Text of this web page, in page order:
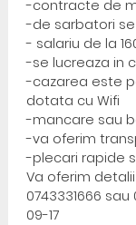
-contracte de
-de sarbatori
- salariu de la
-se lucreaza in
-cazarea este
dotata cu Wifi
-mancare sau
-va oferim
-plecari rapide
Va oferim
0743331666 sau
09-17